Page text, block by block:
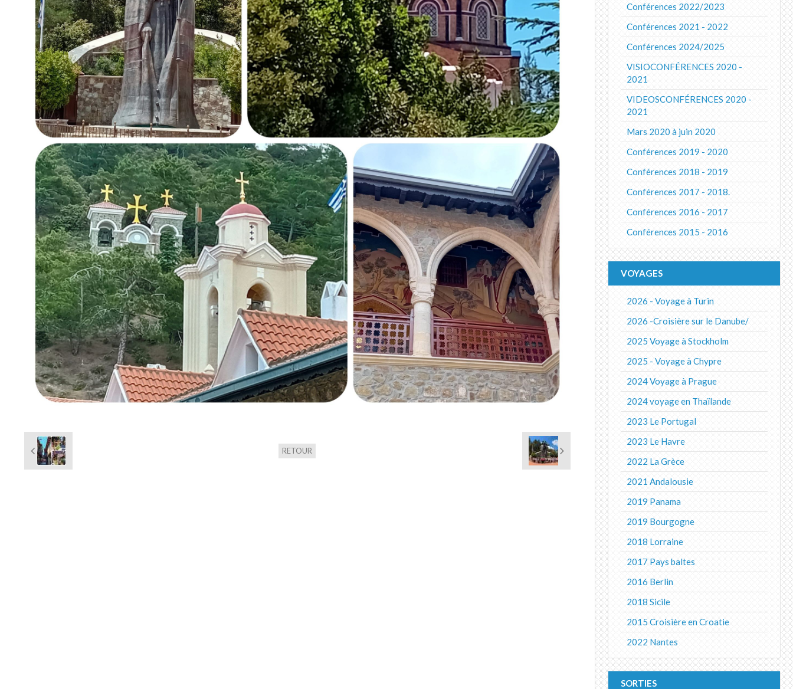
RETOUR
Conférences 2022/2023
Conférences 2021 - 2022
Conférences 2024/2025
VISIOCONFÉRENCES 2020 -
2021
VIDEOSCONFÉRENCES 2020 -
2021
Mars 2020 à juin 2020
Conférences 2019 - 2020
Conférences 2018 - 2019
Conférences 2017 - 2018.
Conférences 2016 - 2017
Conférences 2015 - 2016
VOYAGES
2026 - Voyage à Turin
2026 -Croisière sur le Danube/
2025 Voyage à Stockholm
2025 - Voyage à Chypre
2024 Voyage à Prague
2024 voyage en Thaïlande
2023 Le Portugal
2023 Le Havre
2022 La Grèce
2021 Andalousie
2019 Panama
2019 Bourgogne
2018 Lorraine
2017 Pays baltes
2016 Berlin
2018 Sicile
2015 Croisière en Croatie
2022 Nantes
SORTIES